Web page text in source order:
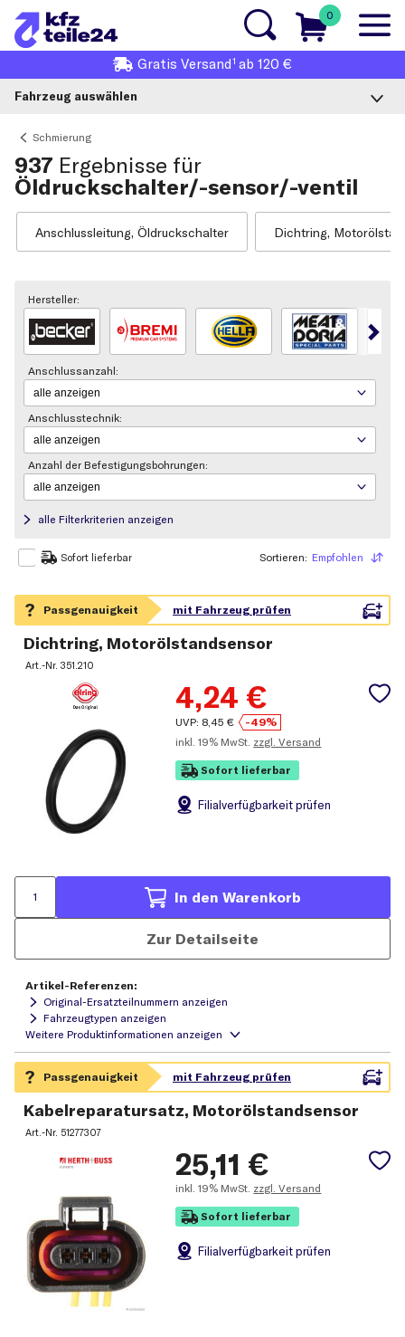
0
Gratis Versand1 ab 120 €
Fahrzeug auswählen
Schmierung
937 Ergebnisse für
Öldruckschalter/-sensor/-ventil
Anschlussleitung, Öldruckschalter Dichtring,
Hersteller:
Anschlussanzahl:
Anschlusstechnik:
Anzahl der Befestigungsbohrungen:
alle Filterkriterien anzeigen
Sofort lieferbar Empfohlen
Sortieren
Dichtring, Motorölstandsensor
Art.-Nr.351.210
4,24 €
UVP: 8,45 €
-49%
inkl. 19% MwSt. zzgl. Versand
Sofort lieferbar
Filialverfügbarkeit prüfen
In den Warenkorb
Zur Detailseite
Artikel-Referenzen:
Original-Ersatzteilnummern anzeigen
Fahrzeugtypen anzeigen
Kabelreparatursatz, Motorölstandsensor
Art.-Nr. 51277307
25,11 €
inkl. 19% MwSt. zzgl. Versand
Sofort lieferbar
Filialverfügbarkeit prüfen